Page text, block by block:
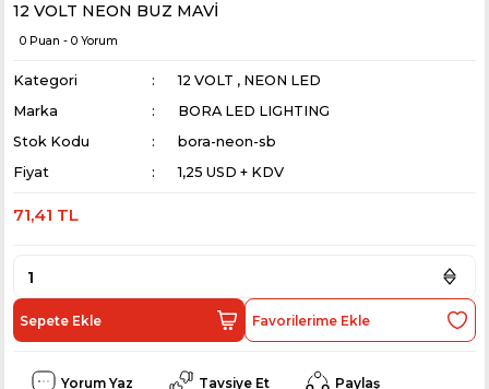
12 VOLT NEON BUZ MAVİ
0 Puan - 0 Yorum
Kategori 12 VOLT , NEON LED
Marka
BORA LED LIGHTING
Stok Kodu
bora-neon-sb
Fiyat
1,25 USD + KDV
71,41 TL
Sepete Ekle
Yorum Yaz Tavsiye Et Paylaş